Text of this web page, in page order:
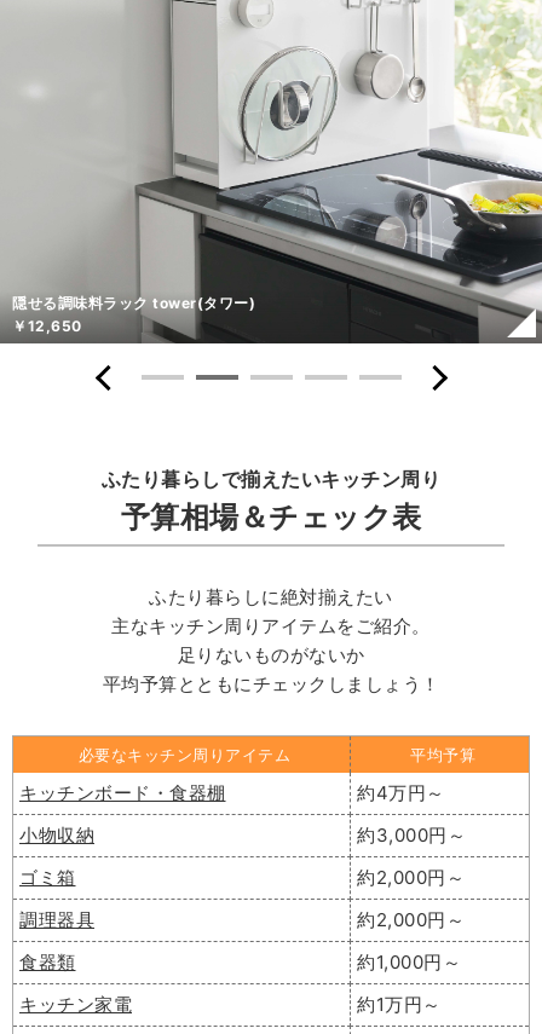
隠せる調味料ラック tower(タワー)
￥12,650
ふたり暮らしで揃えたいキッチン周り
予算相場＆チェック表
ふたり暮らしに絶対揃えたい
主なキッチン周りアイテムをご紹介。
足りないものがないか
平均予算とともにチェックしましょう！
必要なキッチン周りアイテム 平均予算
キッチンボード・食器棚
約4万円～
小物収納
約3,000円～
ゴミ箱
約2,000円～
調理器具
約2,000円～
食器類
約1,000円～
キッチン家電
約1万円～